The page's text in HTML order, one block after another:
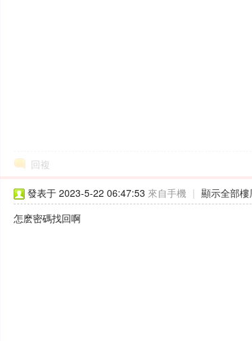
回複
發表于 2023-5-22 06:47:53 來自手機 | 顯示全部樓
怎麽密碼找回啊